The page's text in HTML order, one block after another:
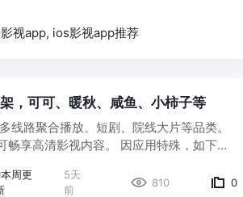
视app, ios影视app推荐
，可可、暖秋、咸鱼、小柿子等
路聚合播放、短剧、院线大片等品类。
享高清影视内容。 因应用特殊，如下载
本周更
5天
前
810 0